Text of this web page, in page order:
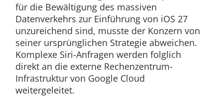
für die Bewältigung des massiven
Datenverkehrs zur Einführung von iOS 27
unzureichend sind, musste der Konzern von
seiner ursprünglichen Strategie abweichen.
Komplexe Siri-Anfragen werden folglich
direkt an die externe Rechenzentrum-
Infrastruktur von Google Cloud
weitergeleitet.